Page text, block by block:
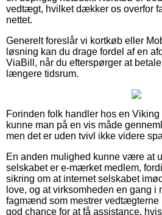
vedtægt, hvilket dækker os overfor
nettet.
Generelt foreslår vi kortkøb eller
løsning kan du drage fordel af en
ViaBill, når du efterspørger at
længere tidsrum.
Forinden folk handler hos en
kunne man på en vis måde
men det er uden tvivl ikke videre
En anden mulighed kunne være at
selskabet er e-mærket medlem,
sikring om at internet selskabet
love, og at virksomheden en gang i
fagmænd som mestrer vedtægterne
god chance for at få assistance,